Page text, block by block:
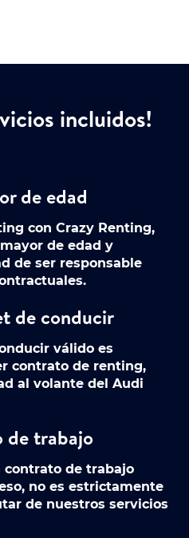
incluidos!
de edad
con Crazy Renting,
de edad y
de ser responsable
de conducir
válido es
contrato de renting,
al volante del Audi
de trabajo
contrato de trabajo
no es estrictamente
de nuestros servicios